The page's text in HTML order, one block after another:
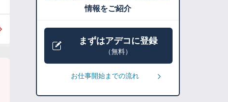
情報をご紹介
まずはアデコに登録
（無料）
お仕事開始までの流れ